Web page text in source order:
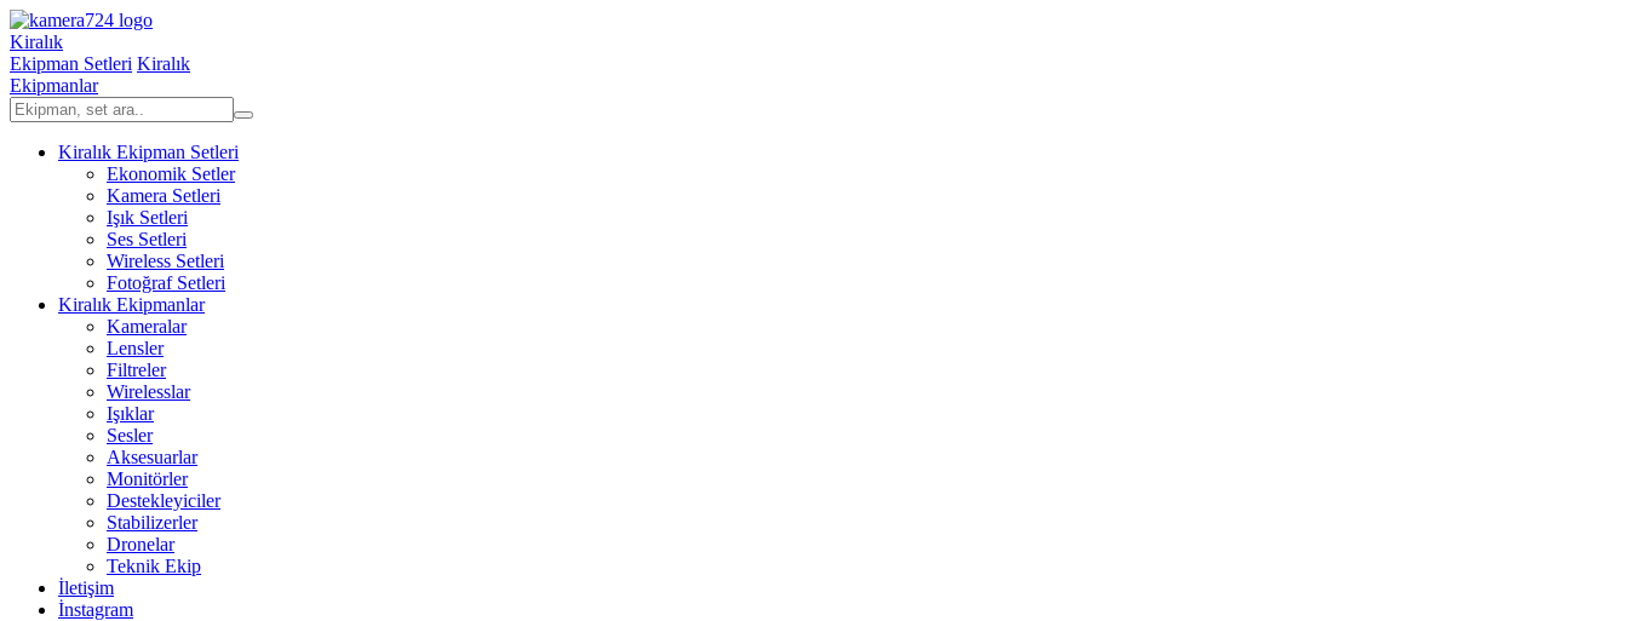
Kiralık
Ekipman Setleri Kiralık
Ekipmanlar
Kiralık Ekipman Setleri
Ekonomik Setler
Kamera Setleri
Işık Setleri
Ses Setleri
Wireless Setleri
Fotoğraf Setleri
Kiralık Ekipmanlar
Kameralar
Lensler
Filtreler
Wirelesslar
Işıklar
Sesler
Aksesuarlar
Monitörler
Destekleyiciler
Stabilizerler
Dronelar
Teknik Ekip
İletişim
İnstagram